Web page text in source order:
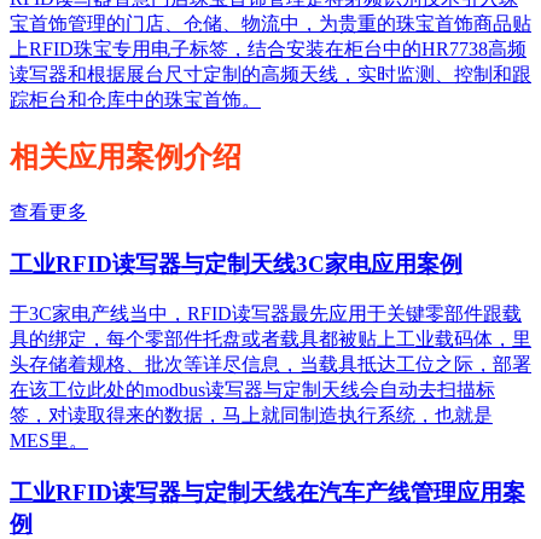
宝首饰管理的门店、仓储、物流中，为贵重的珠宝首饰商品贴
上RFID珠宝专用电子标签，结合安装在柜台中的HR7738高频
读写器和根据展台尺寸定制的高频天线，实时监测、控制和跟
踪柜台和仓库中的珠宝首饰。
相关应用案例介绍
查看更多
工业RFID读写器与定制天线3C家电应用案例
于3C家电产线当中，RFID读写器最先应用于关键零部件跟载
具的绑定，每个零部件托盘或者载具都被贴上工业载码体，里
头存储着规格、批次等详尽信息，当载具抵达工位之际，部署
在该工位此处的modbus读写器与定制天线会自动去扫描标
签，对读取得来的数据，马上就同制造执行系统，也就是
MES里。
工业RFID读写器与定制天线在汽车产线管理应用案
例